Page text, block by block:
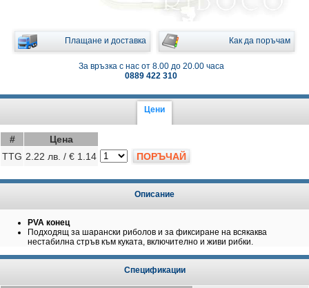
Плащане и доставка Как да поръчам
За връзка с нас от 8.00 до 20.00 часа
0889 422 310
Цени
#
Цена
TTG 2.22 лв. / € 1.14 ПОРЪЧАЙ
Описание
PVA конец
Подходящ за шарански риболов и за фиксиране на всякаква
нестабилна стръв към куката, включително и живи рибки.
Спецификации